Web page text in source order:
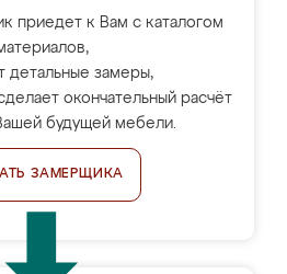
приедет к Вам с каталогом
детальные замеры,
окончательный расчёт
будущей мебели.
ЗАМЕРЩИКА